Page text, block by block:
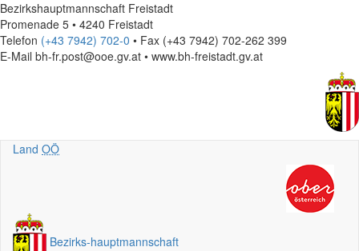
Bezirkshauptmannschaft Freistadt
Promenade 5 • 4240 Freistadt
Telefon (+43 7942) 702-0 • Fax (+43 7942) 702-262 399
E-Mail bh-fr.post@ooe.gv.at • www.bh-freistadt.gv.at
Land OÖ
Bezirks-hauptmannschaft